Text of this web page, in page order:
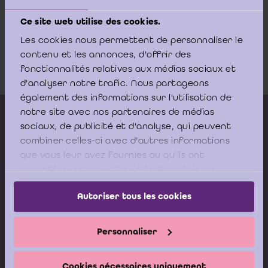
Ce site web utilise des cookies.
Les cookies nous permettent de personnaliser le
contenu et les annonces, d'offrir des
fonctionnalités relatives aux médias sociaux et
d'analyser notre trafic. Nous partageons
également des informations sur l'utilisation de
notre site avec nos partenaires de médias
sociaux, de publicité et d'analyse, qui peuvent
combiner celles-ci avec d'autres informations
que vous leur avez fournies ou qu'ils ont
services.
Autoriser tous les cookies
Personnaliser
12.03.2015 - 31-2015
Download
Kalender vorming
Gepubliceerde adviezen
Modeldocumenten
Boeken
Stel nu uw vraag aan de
Helpdesk van het ICCI